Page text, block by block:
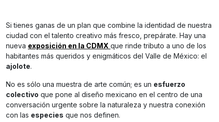
Si tienes ganas de un plan que combine la identidad de nuestra
ciudad con el talento creativo más fresco, prepárate. Hay una
nueva exposición en la CDMX que rinde tributo a uno de los
habitantes más queridos y enigmáticos del Valle de México: el
ajolote.
No es sólo una muestra de arte común; es un esfuerzo
colectivo que pone al diseño mexicano en el centro de una
conversación urgente sobre la naturaleza y nuestra conexión
con las especies que nos definen.